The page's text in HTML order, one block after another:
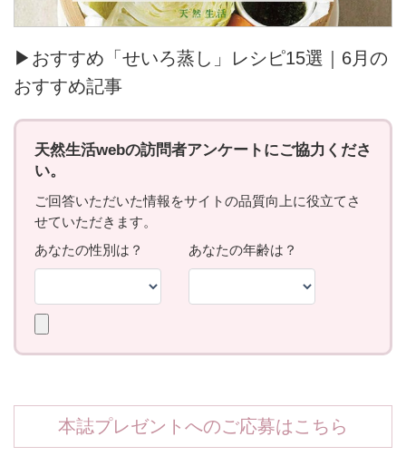
▶おすすめ「せいろ蒸し」レシピ15選｜6月の
おすすめ記事
本誌プレゼントへのご応募はこちら